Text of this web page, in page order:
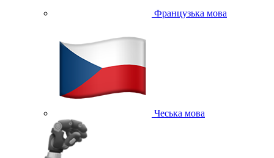
Французька мова
Чеська мова